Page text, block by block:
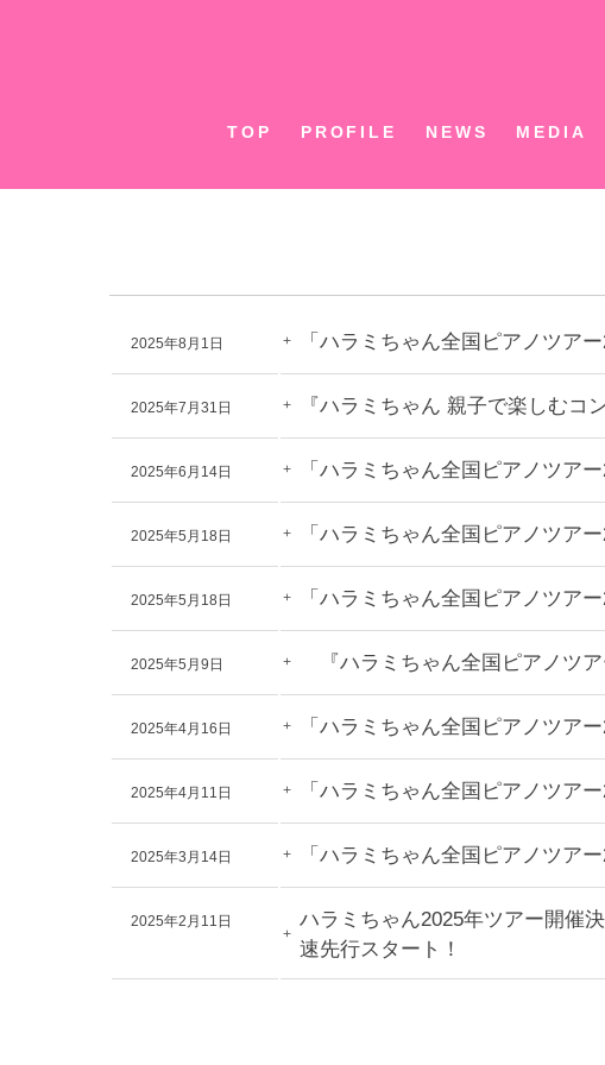
TOP PROFILE NEWS MEDIA
2025年8月1日 「ハラミちゃん全国ピアノツア
2025年7月31日 『ハラミちゃん 親子で楽しむコ
2025年6月14日 「ハラミちゃん全国ピアノツア
2025年5月18日 「ハラミちゃん全国ピアノツア
2025年5月18日 「ハラミちゃん全国ピアノツア
2025年5月9日 『ハラミちゃん全国ピアノツア
2025年4月16日 「ハラミちゃん全国ピアノツア
2025年4月11日 「ハラミちゃん全国ピアノツア
2025年3月14日 「ハラミちゃん全国ピアノツア
2025年2月11日
ハラミちゃん2025年ツアー開催
速先行スタート！